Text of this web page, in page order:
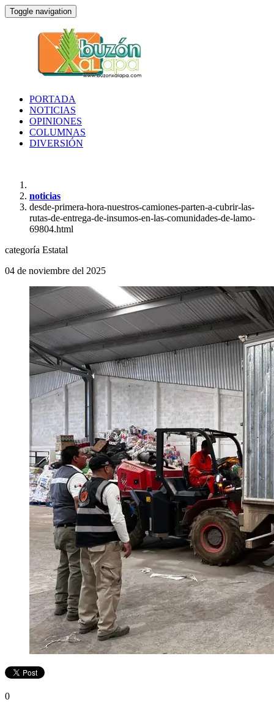
Toggle navigation
PORTADA
NOTICIAS
OPINIONES
COLUMNAS
DIVERSIÓN
noticias
desde-primera-hora-nuestros-camiones-parten-a-cubrir-las-
rutas-de-entrega-de-insumos-en-las-comunidades-de-lamo-
69804.html
categoría Estatal
04 de noviembre del 2025
0